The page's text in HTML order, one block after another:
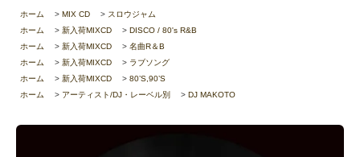
ホーム > MIX CD > スロウジャム
ホーム
> 新入荷MIXCD > DISCO / 80's R&B
ホーム
> 新入荷MIXCD > 名曲R＆B
ホーム
> 新入荷MIXCD > ラブソング
ホーム
> 新入荷MIXCD > 80’S,90’S
ホーム
> アーティスト/DJ・レーベル別 > DJ MAKOTO